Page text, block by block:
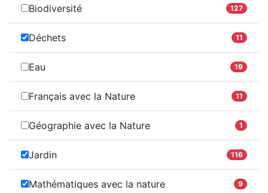
Biodiversité 127
Déchets 11
Eau 19
Français avec la Nature 11
Géographie avec la Nature 1
Jardin 116
Mathématiques avec la nature 9